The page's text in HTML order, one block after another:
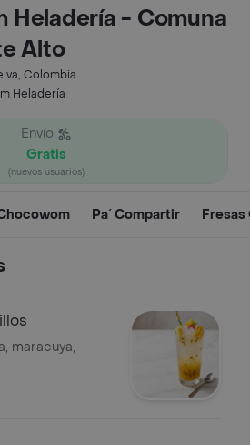
Heladería - Comuna
Alto
Colombia
Heladería
Envío
Gratis
(nuevos usuarios)
Pa´ Compartir Fresas
maracuya,